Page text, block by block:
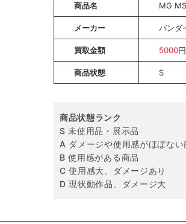
商品名 MG
メーカー バンダ
買取金額 5000円
商品状態 S
商品状態ランク
S 未使用品・展示品
A ダメージや使用感がほぼない
B 使用感がある商品
C 使用感大、ダメージあり
D 現状動作品、ダメージ大